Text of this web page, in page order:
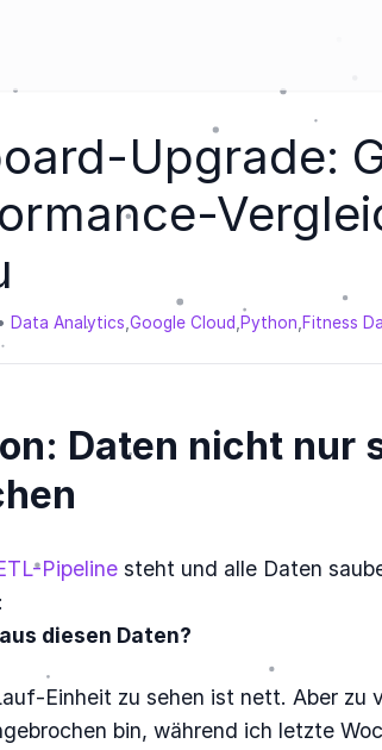
Upgrade:
Data Analytics Google Cloud Python Fitness
Daten nicht nur
Pipeline steht und alle Daten
diesen Daten?
Einheit zu sehen ist nett. Aber zu
bin, während ich letzte